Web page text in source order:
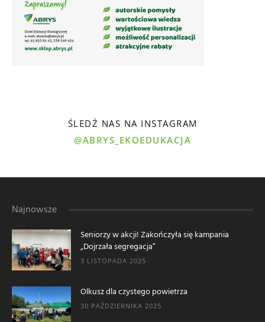
ŚLEDŹ NAS NA INSTAGRAM
@ABRYS_EKOEDUKACJA
Najnowsze
Seniorzy w akcji! Zakończyła się kampania
„Dojrzała segregacja”
3 LISTOPADA 2025
Olkusz dla czystego powietrza
30 PAŹDZIERNIKA 2025